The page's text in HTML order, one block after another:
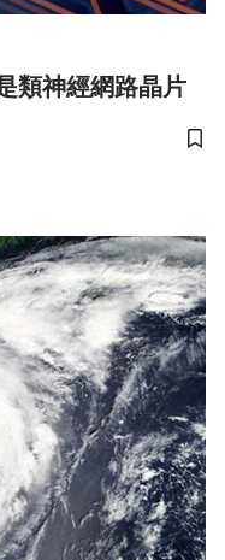
類神經網路晶片
儲